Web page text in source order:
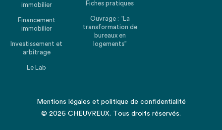
immobilier
Financement
immobilier
Investissement et
arbitrage
Le Lab
Fiches pratiques
Ouvrage : “La
transformation de
bureaux en
logements”
Mentions légales et politique de confidentialité
© 2026 CHEUVREUX. Tous droits réservés.